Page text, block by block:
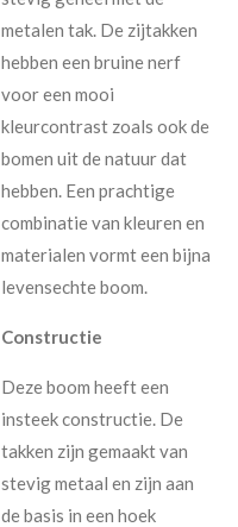
metalen tak. De zijtakken
hebben een bruine nerf
voor een mooi
kleurcontrast zoals ook de
bomen uit de natuur dat
hebben. Een prachtige
combinatie van kleuren en
materialen vormt een bijna
levensechte boom.
Constructie
Deze boom heeft een
insteek constructie. De
takken zijn gemaakt van
stevig metaal en zijn aan
de basis in een hoek